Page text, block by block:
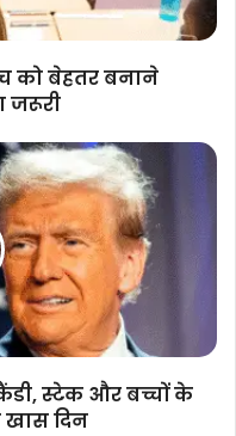
को बेहतर बनाने
जरूरी
स्टेक और बच्चों के
खास दिन